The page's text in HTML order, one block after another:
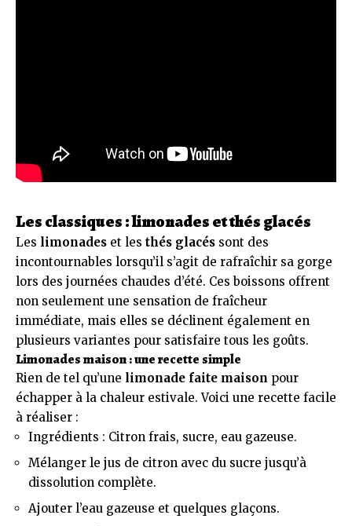
Les classiques : limonades et thés glacés
Les limonades et les thés glacés sont des
incontournables lorsqu’il s’agit de rafraîchir sa gorge
lors des journées chaudes d’été. Ces boissons offrent
non seulement une sensation de fraîcheur
immédiate, mais elles se déclinent également en
plusieurs variantes pour satisfaire tous les goûts.
Limonades maison : une recette simple
Rien de tel qu’une limonade faite maison pour
échapper à la chaleur estivale. Voici une recette facile
à réaliser :
Ingrédients : Citron frais, sucre, eau gazeuse.
Mélanger le jus de citron avec du sucre jusqu’à
dissolution complète.
Ajouter l’eau gazeuse et quelques glaçons.